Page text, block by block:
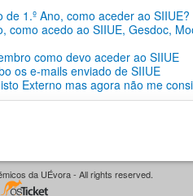
de 1.º Ano, como aceder ao SIIUE?
como acedo ao SIIUE, Gesdoc,
como devo aceder ao SIIUE
os e-mails enviado de SIIUE
Externo mas agora não me
da UÉvora - All rights reserved.